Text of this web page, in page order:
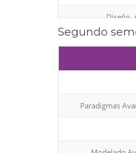
Diseño,
Segundo
Paradigmas